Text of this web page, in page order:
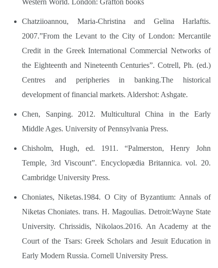
Chatziioannou, Maria-Christina and Gelina Harlaftis.
2007.”From the Levant to the City of London: Mercantile
Credit in the Greek International Commercial Networks of
the Eighteenth and Nineteenth Centuries”. Cotrell, Ph. (ed.)
Centres and peripheries in banking.The historical
development of financial markets. Aldershot: Ashgate.
Chen, Sanping. 2012. Multicultural China in the Early
Middle Ages. University of Pennsylvania Press.
Chisholm, Hugh, ed. 1911. “Palmerston, Henry John
Temple, 3rd Viscount”. Encyclopædia Britannica. vol. 20.
Cambridge University Press.
Choniates, Niketas.1984. O City of Byzantium: Annals of
Niketas Choniates. trans. H. Magoulias. Detroit:Wayne State
University. Chrissidis, Nikolaos.2016. An Academy at the
Court of the Tsars: Greek Scholars and Jesuit Education in
Early Modern Russia. Cornell University Press.